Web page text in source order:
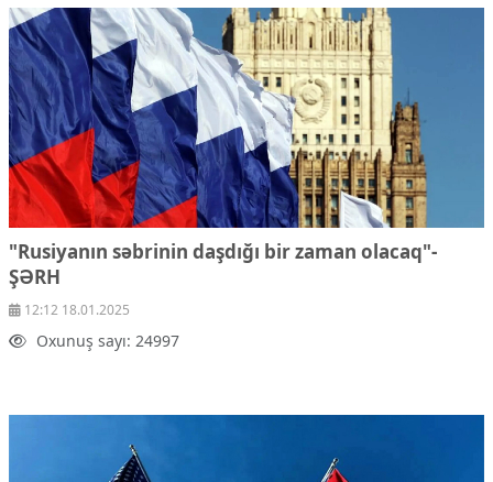
"Rusiyanın səbrinin daşdığı bir zaman olacaq"-
ŞƏRH
12:12 18.01.2025
Oxunuş sayı: 24997